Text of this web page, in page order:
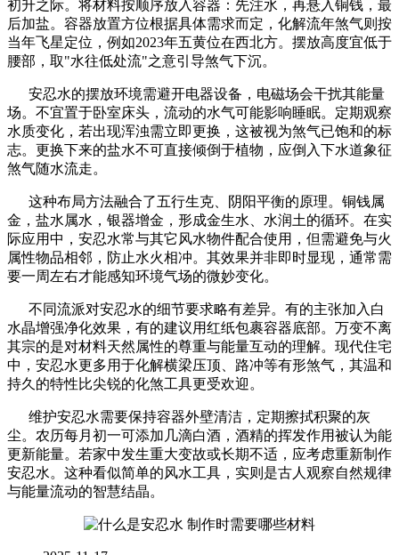
初升之际。将材料按顺序放入容器：先注水，再悬入铜钱，最
后加盐。容器放置方位根据具体需求而定，化解流年煞气则按
当年飞星定位，例如2023年五黄位在西北方。摆放高度宜低于
腰部，取"水往低处流"之意引导煞气下沉。
安忍水的摆放环境需避开电器设备，电磁场会干扰其能量
场。不宜置于卧室床头，流动的水气可能影响睡眠。定期观察
水质变化，若出现浑浊需立即更换，这被视为煞气已饱和的标
志。更换下来的盐水不可直接倾倒于植物，应倒入下水道象征
煞气随水流走。
这种布局方法融合了五行生克、阴阳平衡的原理。铜钱属
金，盐水属水，银器增金，形成金生水、水润土的循环。在实
际应用中，安忍水常与其它风水物件配合使用，但需避免与火
属性物品相邻，防止水火相冲。其效果并非即时显现，通常需
要一周左右才能感知环境气场的微妙变化。
不同流派对安忍水的细节要求略有差异。有的主张加入白
水晶增强净化效果，有的建议用红纸包裹容器底部。万变不离
其宗的是对材料天然属性的尊重与能量互动的理解。现代住宅
中，安忍水更多用于化解横梁压顶、路冲等有形煞气，其温和
持久的特性比尖锐的化煞工具更受欢迎。
维护安忍水需要保持容器外壁清洁，定期擦拭积聚的灰
尘。农历每月初一可添加几滴白酒，酒精的挥发作用被认为能
更新能量。若家中发生重大变故或长期不适，应考虑重新制作
安忍水。这种看似简单的风水工具，实则是古人观察自然规律
与能量流动的智慧结晶。